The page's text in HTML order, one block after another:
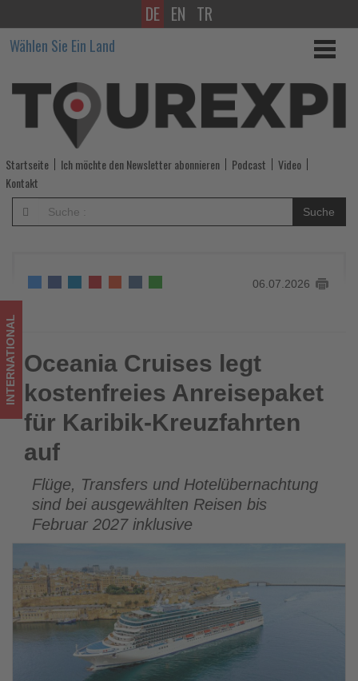
Oceania
Cruises
legt
kostenfreies
Anreisepaket
für
Karibik-
auf
-
Wissen,
was
im
Tourismus
los
ist!
DE EN TR
Wählen Sie Ein Land
Startseite Ich möchte den Newsletter abonnieren Podcast
Video
Kontakt
Suche
06.07.2026
Oceania Cruises legt kostenfreies Anreisepaket für Karibik-
Kreuzfahrten auf
INTERNATIONAL Oceania Cruises legt
kostenfreies Anreisepaket
für Karibik-Kreuzfahrten
auf
Flüge, Transfers und Hotelübernachtung
sind bei ausgewählten Reisen bis
Februar 2027 inklusive